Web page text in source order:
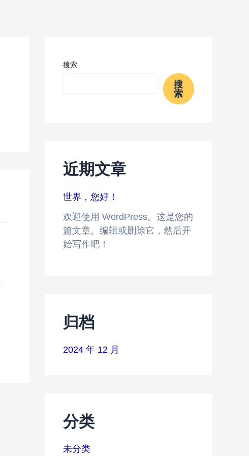
搜索
搜
索
近期文章
世界，您好！
欢迎使用 WordPress。这是您的
篇文章。编辑或删除它，然后开
始写作吧！
归档
2024 年 12 月
分类
未分类